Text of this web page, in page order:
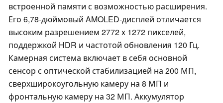
встроенной памяти с возможностью расширения.
Его 6,78-дюймовый AMOLED-дисплей отличается
высоким разрешением 2772 x 1272 пикселей,
поддержкой HDR и частотой обновления 120 Гц.
Камерная система включает в себя основной
сенсор с оптической стабилизацией на 200 МП,
сверхширокоугольную камеру на 8 МП и
фронтальную камеру на 32 МП. Аккумулятор